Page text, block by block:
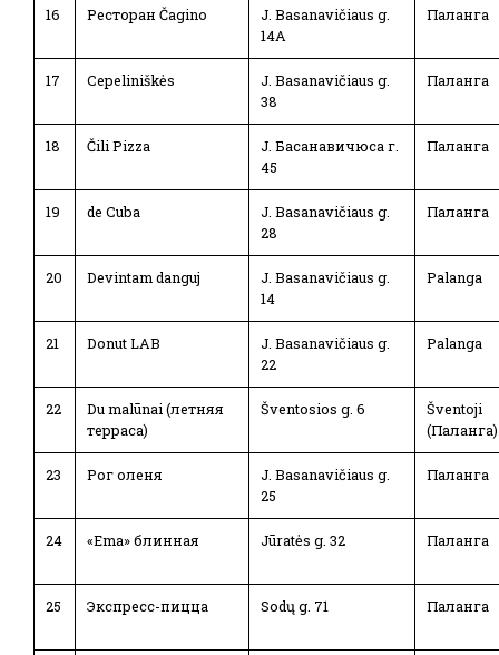
16 Ресторан Čagino
J. Basanavičiaus g.
14A
Паланга
17 Cepeliniškės
J. Basanavičiaus g.
38
Паланга
18 Čili Pizza
J. Басанавичюса г.
45
Паланга
19 de Cuba
J. Basanavičiaus g.
28
Паланга
20 Devintam danguj
J. Basanavičiaus g.
14
Palanga
21 Donut LAB
J. Basanavičiaus g.
22
Palanga
22
Du malūnai (летняя
терраса)
Šventosios g. 6
Šventoji
(Паланга)
23 Рог оленя
J. Basanavičiaus g.
25
Паланга
24 «Ema» блинная Jūratės g. 32 Паланга
25 Экспресс-пицца Sodų g. 71 Паланга